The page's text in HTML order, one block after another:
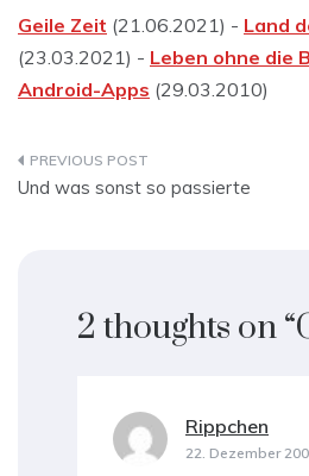
Geile Zeit (21.06.2021) - Land
(23.03.2021) - Leben ohne die
Android-Apps (29.03.2010)
Beitragsnavigation
Und was sonst so passierte
2 thoughts on “
Rippchen
22. Dezember